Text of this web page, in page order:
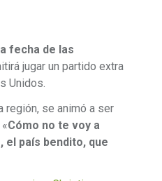
fecha de las
jugar un partido extra
Unidos.
región, se animó a ser
Cómo no te voy a
el país bendito, que